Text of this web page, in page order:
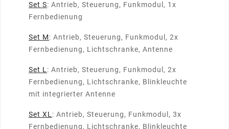
Set S: Antrieb, Steuerung, Funkmodul, 1x
Fernbedienung
Set M: Antrieb, Steuerung, Funkmodul, 2x
Fernbedienung, Lichtschranke, Antenne
Set L: Antrieb, Steuerung, Funkmodul, 2x
Fernbedienung, Lichtschranke, Blinkleuchte
mit integrierter Antenne
Set XL: Antrieb, Steuerung, Funkmodul, 3x
Fernbedienung, Lichtschranke, Blinkleuchte